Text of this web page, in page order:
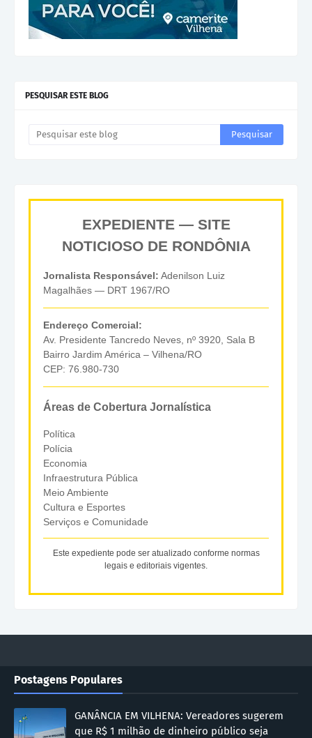
PESQUISAR ESTE BLOG
EXPEDIENTE — SITE
NOTICIOSO DE RONDÔNIA
Jornalista Responsável: Adenilson Luiz
Magalhães — DRT 1967/RO
Endereço Comercial:
Av. Presidente Tancredo Neves, nº 3920, Sala B
Bairro Jardim América – Vilhena/RO
CEP: 76.980-730
Áreas de Cobertura Jornalística
Política
Polícia
Economia
Infraestrutura Pública
Meio Ambiente
Cultura e Esportes
Serviços e Comunidade
Este expediente pode ser atualizado conforme normas
legais e editoriais vigentes.
Postagens Populares
GANÂNCIA EM VILHENA: Vereadores sugerem
que R$ 1 milhão de dinheiro público seja